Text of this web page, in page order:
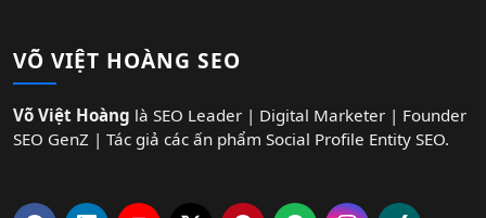
VÕ VIỆT HOÀNG SEO
Võ Việt Hoàng là SEO Leader | Digital Marketer | Founder
SEO GenZ | Tác giả các ấn phẩm Social Profile Entity SEO.